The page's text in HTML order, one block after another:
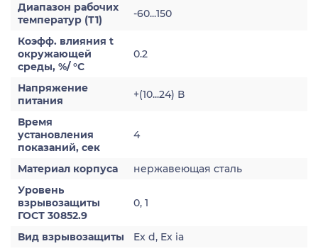
Диапазон рабочих
температур (Т1)
-60...150
Коэфф. влияния t
окружающей
среды, %/ °С
0.2
Напряжение
питания
+(10...24) В
Время
установления
показаний, сек
4
Материал корпуса
нержавеющая сталь
Уровень
взрывозащиты
ГОСТ 30852.9
0, 1
Вид взрывозащиты
Ex d, Ex ia